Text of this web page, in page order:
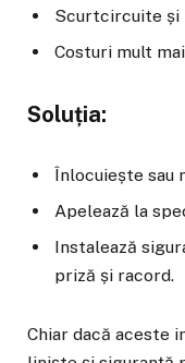
Scurtcircuite și
Costuri mult
Soluția:
Înlocuiește sau
Apelează la
Instalează
priză și racord.
Chiar dacă aceste